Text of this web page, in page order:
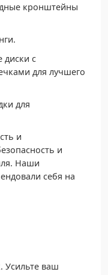
кронштейны
диски с
для лучшего
для
и
и
Наши
себя на
Усильте ваш